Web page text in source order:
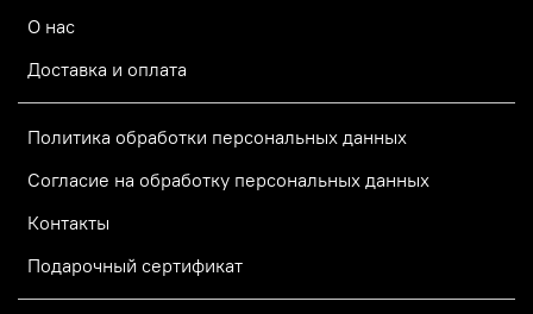
О нас
Доставка и оплата
Политика обработки персональных данных
Согласие на обработку персональных данных
Контакты
Подарочный сертификат